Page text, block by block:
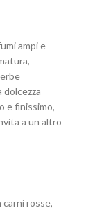
ampi e
e finissimo,
a un altro
rosse,